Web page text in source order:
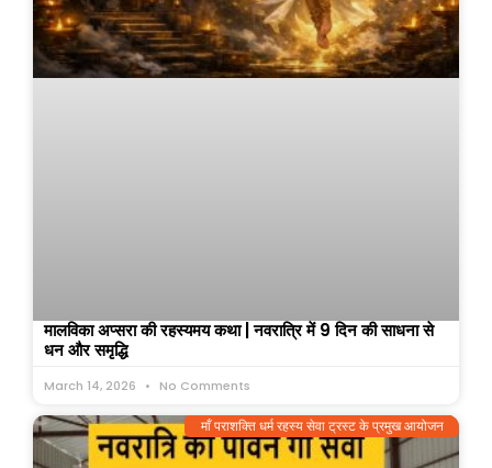
मालविका अप्सरा की रहस्यमय कथा | नवरात्रि में 9 दिन की साधना से
धन और समृद्धि
March 14, 2026 No Comments
माँ पराशक्ति धर्म रहस्य सेवा ट्रस्ट के प्रमुख आयोजन